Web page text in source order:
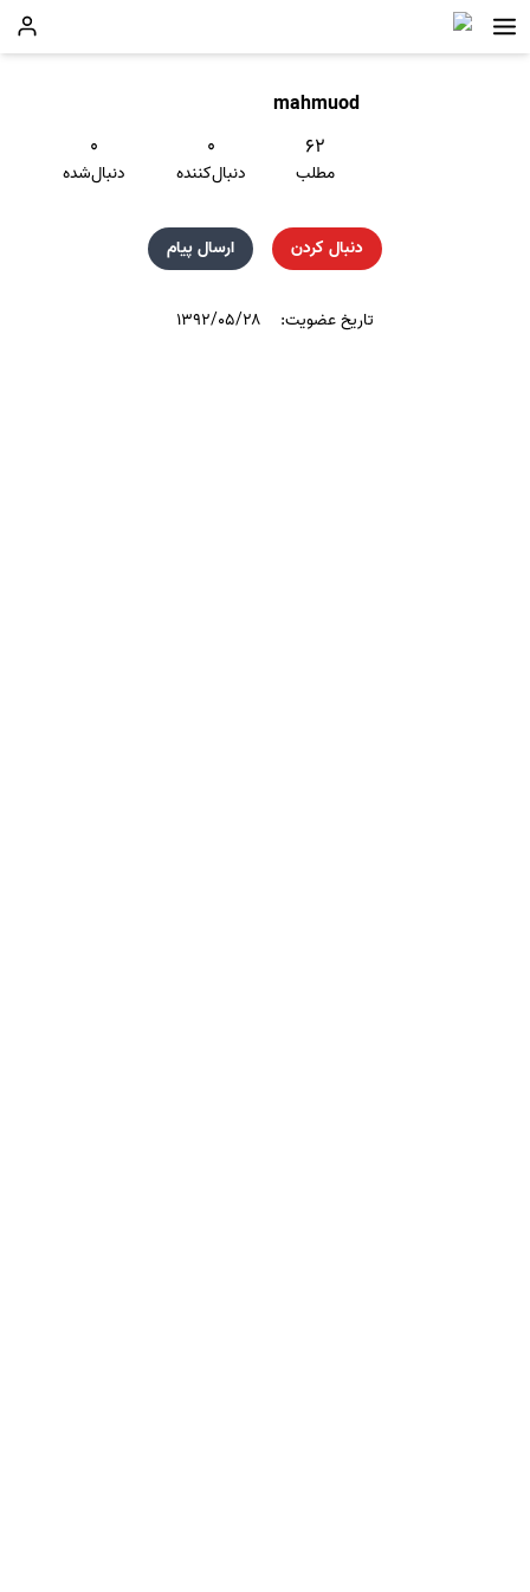
mahmuod
۶۲
مطلب
۰
دنبال‌کننده
۰
دنبال‌شده
دنبال کردن ارسال پیام
تاریخ عضویت: ۱۳۹۲/۰۵/۲۸